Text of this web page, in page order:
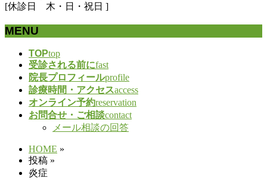
[休診日 木・日・祝日 ]
MENU
TOPtop
受診される前にfast
院長プロフィールprofile
診療時間・アクセスaccess
オンライン予約reservation
お問合せ・ご相談contact
メール相談の回答
HOME »
投稿 »
炎症